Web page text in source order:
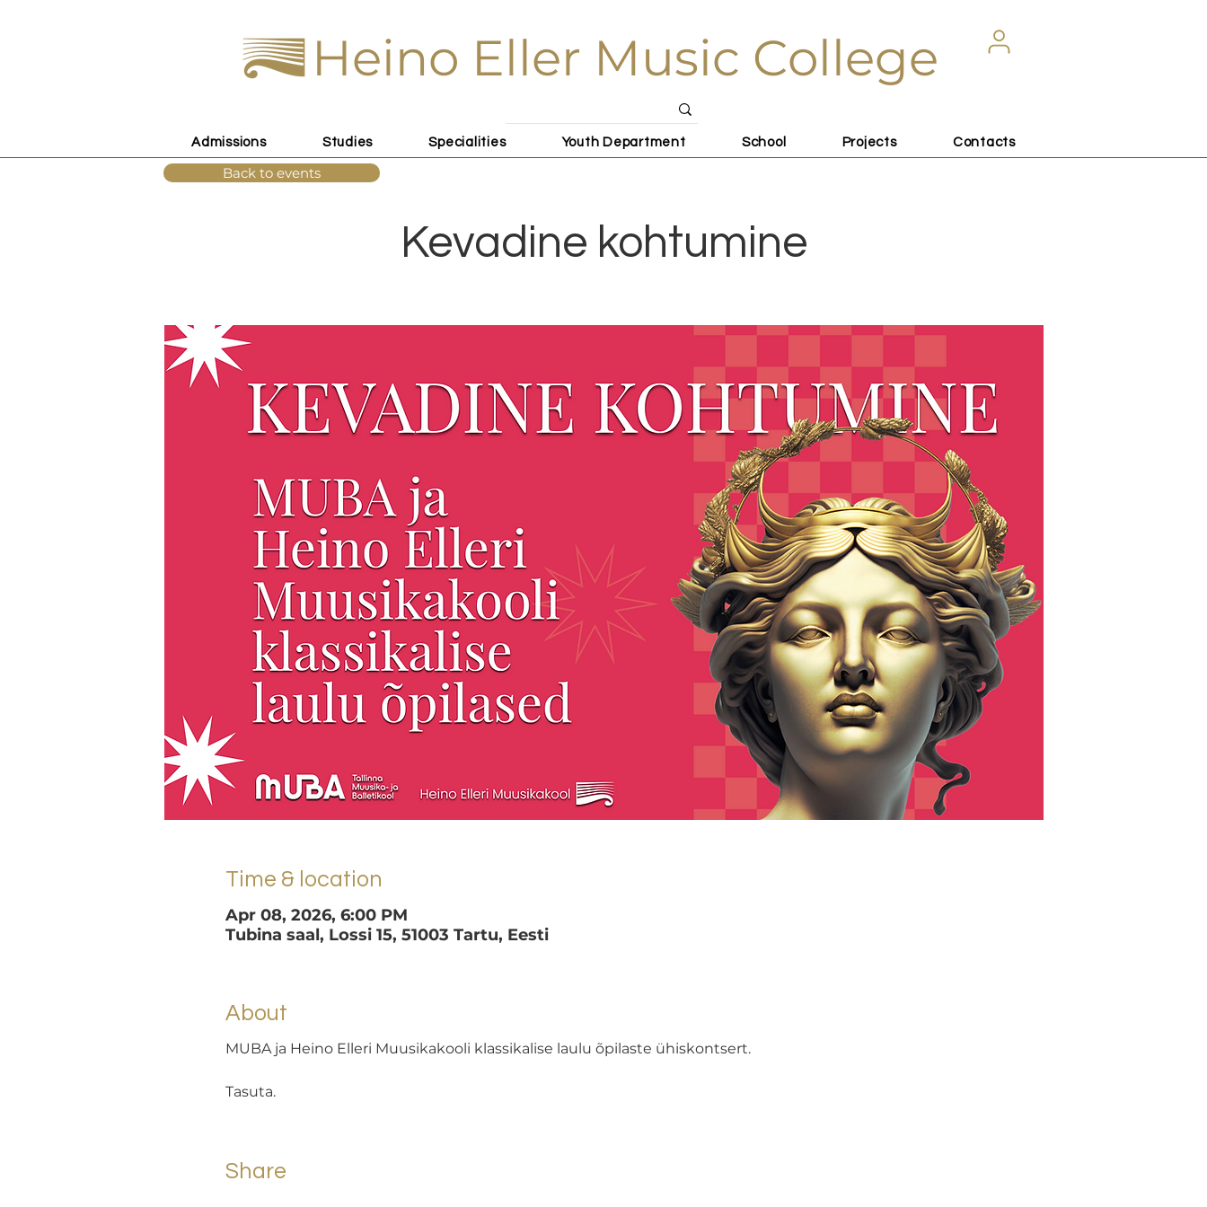
Heino Eller Music College
Admissions Studies Specialities Youth Department School Projects Contacts
Kevadine kohtumine
Time & location
Apr 08, 2026, 6:00 PM
Tubina saal, Lossi 15, 51003 Tartu, Eesti
About
MUBA ja Heino Elleri Muusikakooli klassikalise laulu õpilaste ühiskontsert.
Tasuta.
Share
Back to events